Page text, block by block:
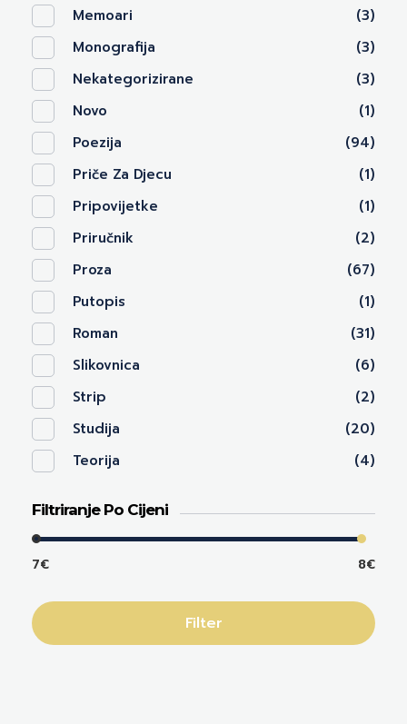
Memoari
(3)
Monografija
(3)
Nekategorizirane
(3)
Novo
(1)
Poezija
(94)
Priče Za Djecu
(1)
Pripovijetke
(1)
Priručnik
(2)
Proza
(67)
Putopis
(1)
Roman
(31)
Slikovnica
(6)
Strip
(2)
Studija
(20)
Teorija
(4)
Filtriranje Po Cijeni
7€ 8€
Filter